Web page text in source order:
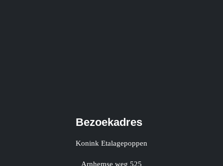
Bezoekadres
Konink Etalagepoppen
Arnhemse weg 525